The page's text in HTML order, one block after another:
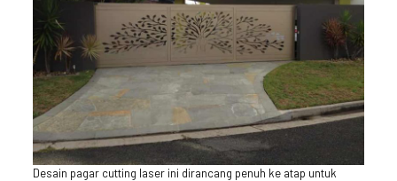
Desain pagar cutting laser ini dirancang penuh ke atap untuk